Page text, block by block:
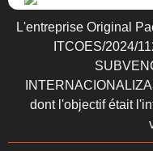
L'entreprise Original
ITCOES/2024/
dont l'objectif était